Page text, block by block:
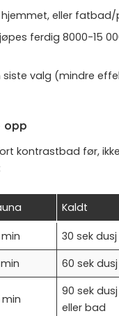
eller
ferdig 8000-15
valg (mindre
opp
kontrastbad før,
Kaldt
min 30 sek dusj
min 60 sek dusj
min
90 sek dusj
eller bad